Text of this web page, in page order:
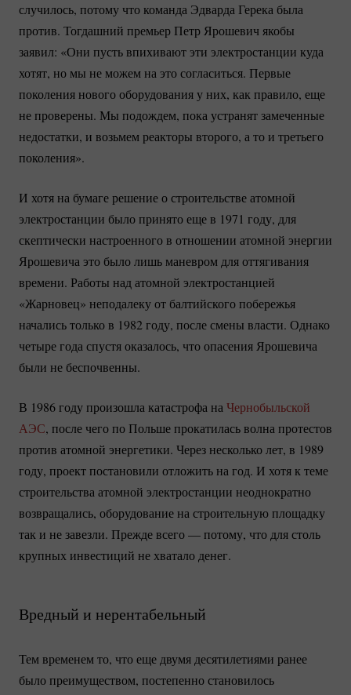
случилось, потому что команда Эдварда Герека была
против. Тогдашний премьер Петр Ярошевич якобы
заявил: «Они пусть впихивают эти электростанции куда
хотят, но мы не можем на это согласиться. Первые
поколения нового оборудования у них, как правило, еще
не проверены. Мы подождем, пока устранят замеченные
недостатки, и возьмем реакторы второго, а то и третьего
поколения».
И хотя на бумаге решение о строительстве атомной
электростанции было принято еще в 1971 году, для
скептически настроенного в отношении атомной энергии
Ярошевича это было лишь маневром для оттягивания
времени. Работы над атомной электростанцией
«Жарновец» неподалеку от балтийского побережья
начались только в 1982 году, после смены власти. Однако
четыре года спустя оказалось, что опасения Ярошевича
были не беспочвенны.
В 1986 году произошла катастрофа на Чернобыльской
АЭС, после чего по Польше прокатилась волна протестов
против атомной энергетики. Через несколько лет, в 1989
году, проект постановили отложить на год. И хотя к теме
строительства атомной электростанции неоднократно
возвращались, оборудование на строительную площадку
так и не завезли. Прежде всего — потому, что для столь
крупных инвестиций не хватало денег.
Вредный и нерентабельный
Тем временем то, что еще двумя десятилетиями ранее
было преимуществом, постепенно становилось